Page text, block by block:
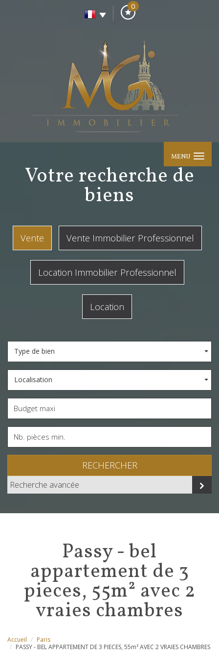
0
MENU
votre recherche de
biens
Vente Vente Immobilier Professionnel
Location Immobilier Professionnel
Location
Type de bien
Localisation
RECHERCHER
Recherche avancée
passy - bel
appartement de 3
pieces, 55m² avec 2
vraies chambres
Accueil
Paris
PASSY - BEL APPARTEMENT DE 3 PIECES, 55m² AVEC 2 VRAIES CHAMBRES